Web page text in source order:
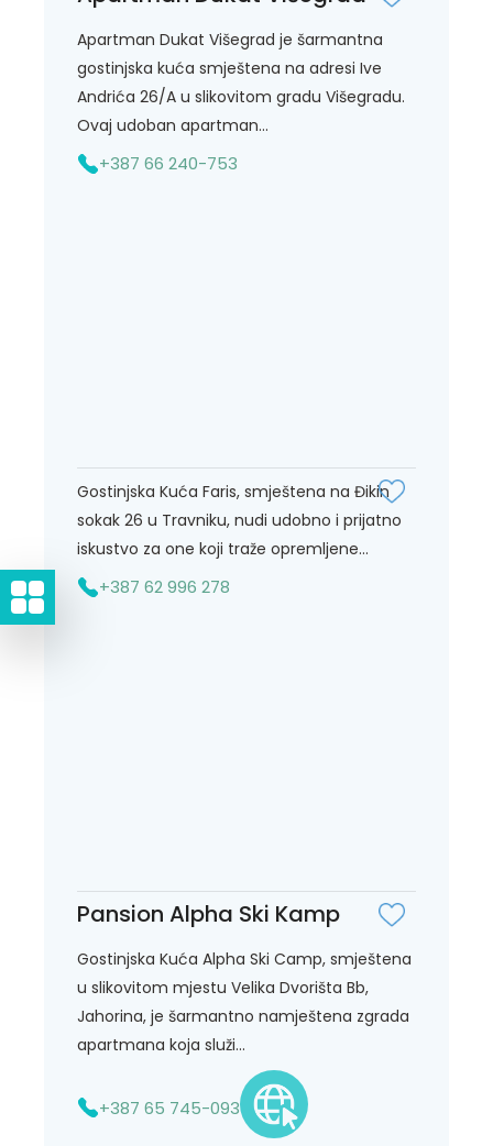
Apartman Dukat Višegrad je šarmantna
gostinjska kuća smještena na adresi Ive
Andrića 26/A u slikovitom gradu Višegradu.
Ovaj udoban apartman...
+387 66 240-753
Gostinjska Kuća Faris, smještena na Đikin
sokak 26 u Travniku, nudi udobno i prijatno
iskustvo za one koji traže opremljene...
+387 62 996 278
Pansion Alpha Ski Kamp
Gostinjska Kuća Alpha Ski Camp, smještena
u slikovitom mjestu Velika Dvorišta Bb,
Jahorina, je šarmantno namještena zgrada
apartmana koja služi...
+387 65 745-093